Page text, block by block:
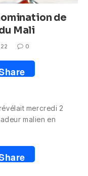
de
Mali
0
mercredi 2
malien en